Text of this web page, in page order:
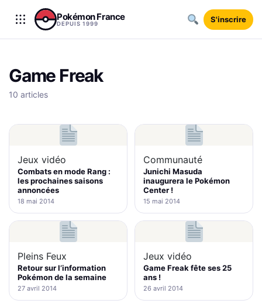
Aller au contenu
Pokémon France
DEPUIS 1999 S'inscrire
Game Freak
10 articles
Jeux vidéo
Combats en mode Rang :
les prochaines saisons
annoncées
18 mai 2014
Communauté
Junichi Masuda
inaugurera le Pokémon
Center !
15 mai 2014
Pleins Feux
Retour sur l’information
Pokémon de la semaine
27 avril 2014
Jeux vidéo
Game Freak fête ses 25
ans !
26 avril 2014